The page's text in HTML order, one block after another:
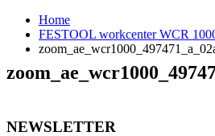
Home
FESTOOL workcenter WCR
NEWSLETTER